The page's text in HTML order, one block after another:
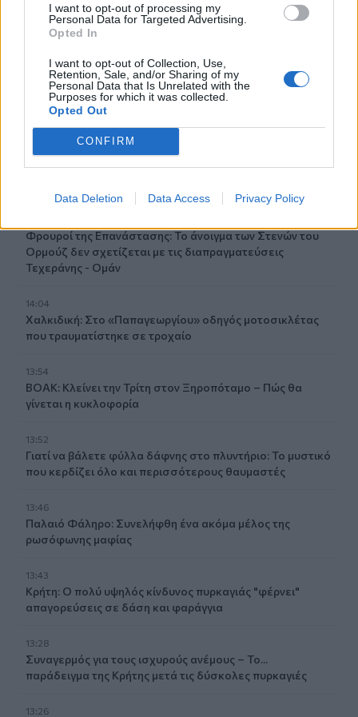
I want to opt-out of processing my
Personal Data for Targeted Advertising.
Opted In
I want to opt-out of Collection, Use,
Retention, Sale, and/or Sharing of my
Personal Data that Is Unrelated with the
Purposes for which it was collected.
Opted Out
CONFIRM
Data Deletion Data Access Privacy Policy
με θαλασσινό νερό (video)
Καλοκαίρι και αλλεργίες: Πότε απαιτείται προσοχή και
ποια συμπτώματα δεν πρέπει να αγνοούμε
14:23
Φρουροί της Επανάστασης: Το άνοιγμα των Στενών του
Ορμούζ δεν σχετίζεται με τις διαπραγματεύσεις
Τεχεράνης - Ομάν
14:04
Χαλκιδική: Στο «Παπαγεωργίου» οδηγός μοτοσικλέτας
που τραυματίστηκε σε τροχαίο
13:54
ΒΟΑΚ: Κλείνει την Τρίτη στον Ξηροπόταμο – Πώς θα
γίνεται η κυκλοφορία
13:52
Γιατί να βάλετε φύλλα δάφνης στο πλυντήριο: Το μυστικό
που κερδίζει όλο και περισσότερους θαυμαστές
13:46
Παλαιό Φάληρο: Συνελήφθη ένα ακόμα μέλος της
ρωσόφωνης μαφίας
13:43
Κρήτη: Ο πολύ υψηλός κίνδυνος πυρκαγιάς "φέρνει"
απαγορεύσεις σε δάση και φαράγγια
13:28
Συναγερμός για τους ισχυρούς ανέμους – Το...
παράδειγμα της Κρήτης μετά τις δύσκολες πυρκαγιές
13:26